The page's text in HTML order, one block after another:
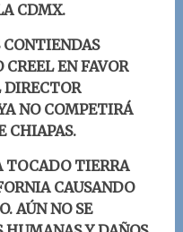
CDMX.
CONTIENDAS
EN FAVOR
DIRECTOR
NO COMPETIRÁ
CHIAPAS.
TOCADO TIERRA
CAUSANDO
AÚN NO SE